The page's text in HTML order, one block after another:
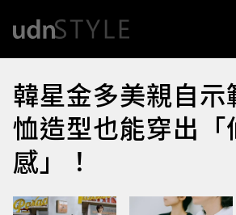
韓星金多美親自示
恤造型也能穿出「
感」！